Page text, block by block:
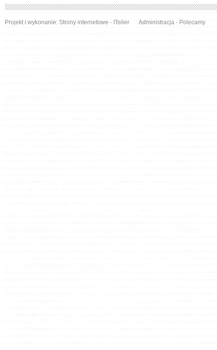
Projekt i wykonanie: Strony internetowe - ITelier Administracja - Polecamy